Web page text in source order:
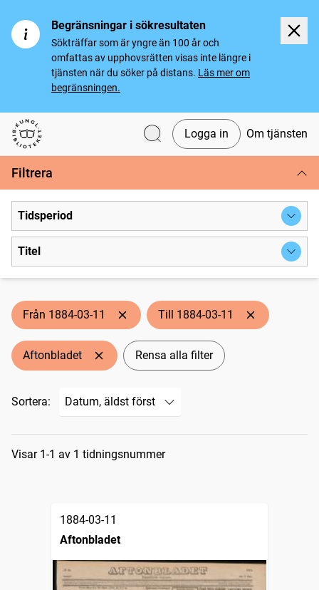
Begränsningar i sökresultaten
Sökträffar som är yngre än 100 år och
omfattas av upphovsrätten visas inte längre i
tjänsten när du söker på distans. Läs mer om
begränsningen.
Svenska tidningar
Logga in Om tjänsten
Filtrera
Tidsperiod
Titel
Från 1884-03-11 Till 1884-03-11
Aftonbladet Rensa alla filter
Sortera:
Sökresultat
Visar 1-1 av 1 tidningsnummer
1884-03-11
Aftonbladet